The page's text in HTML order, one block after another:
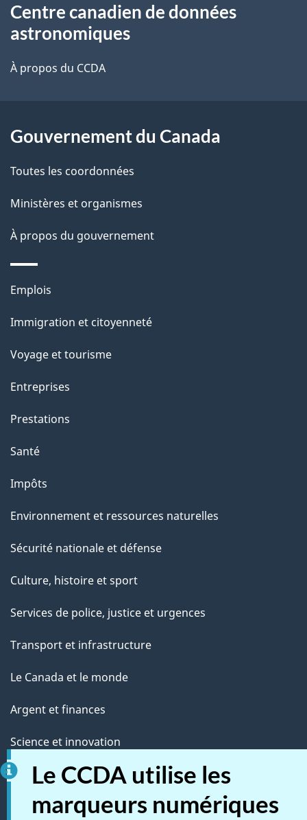
Le CCDA utilise les
marqueurs numériques
propos
ce
Centre canadien de données
astronomiques
À propos du CCDA
Gouvernement du Canada
Toutes les coordonnées
Ministères et organismes
À propos du gouvernement
Emplois
Immigration et citoyenneté
Voyage et tourisme
Entreprises
Prestations
Santé
Impôts
Environnement et ressources naturelles
Sécurité nationale et défense
Culture, histoire et sport
Services de police, justice et urgences
Transport et infrastructure
Le Canada et le monde
Argent et finances
Science et innovation
Autochtones
Vétérans et militaires